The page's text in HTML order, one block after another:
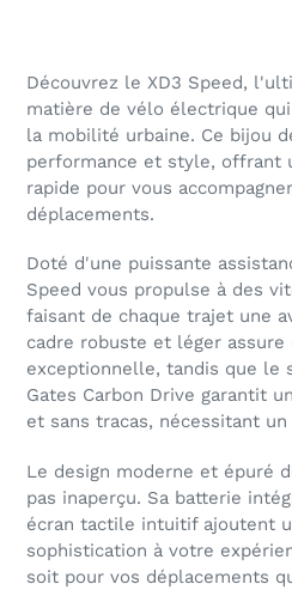
Découvrez le XD3 Speed,
matière de vélo électrique
la mobilité urbaine. Ce bijou
performance et style, offrant
rapide pour vous
déplacements.
Doté d'une puissante
Speed vous propulse à des
faisant de chaque trajet une
cadre robuste et léger assure
exceptionnelle, tandis que le
Gates Carbon Drive garantit
et sans tracas, nécessitant
Le design moderne et épuré
pas inaperçu. Sa batterie
écran tactile intuitif ajoutent
sophistication à votre
soit pour vos déplacements